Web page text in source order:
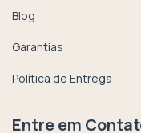
Blog
Garantias
Política de Entrega
Entre em